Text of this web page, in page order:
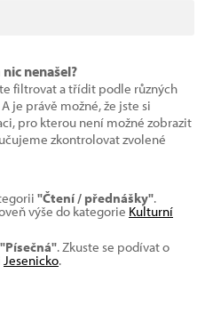
nenašel?
filtrovat a třídit podle různých
je právě možné, že jste si
pro kterou není možné zobrazit
zkontrolovat zvolené
"Čtení / přednášky".
výše do kategorie Kulturní
"Písečná". Zkuste se podívat o
Jesenicko.